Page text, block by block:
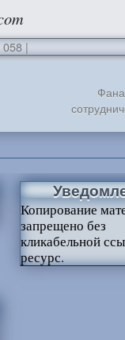
|
Копирование
запрещено без
кликабельной
ресурс.